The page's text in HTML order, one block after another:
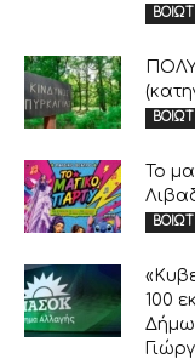
Το
100